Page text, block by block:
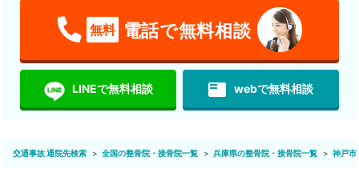
無料 電話で無料相談
LINEで無料相談 featured_play_list webで無料相談
交通事故 通院先検索 全国の整骨院・接骨院一覧 兵庫県の整骨院・接骨院一覧 神戸市